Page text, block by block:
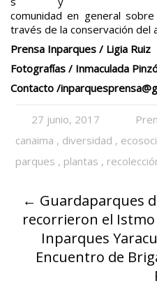
comunidad en general
través de la conservación del
Prensa Inparques / Ligia Ruiz
Fotografías / Inmaculada
Contacto /inparques
27 junio, 2017
canaima , diversidad ,
parques , plantas ,
← Guardaparques
recorrieron el
Inparques
Encuentro de